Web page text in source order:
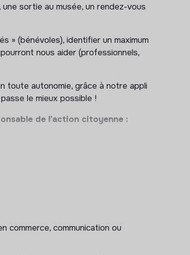
sortie au musée, un rendez-vous
» (bénévoles), identifier un maximum
nous aider (professionnels,
toute autonomie, grâce à notre appli
le mieux possible !
de l’action citoyenne :
assos…
nous souhaiterons saisir !
accueillir les formateur.ice.s…
commerce, communication ou